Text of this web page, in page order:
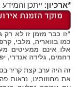
*ארכיון: ייתכן
"זו כבר מזמן זו לא רק
כמו בוואריה, מלבי,
אלו אינם ממעיטים
רחמים, גלידה אנדרי,
זה היה ערב קצת קריר
את מחוזותינו, נראות